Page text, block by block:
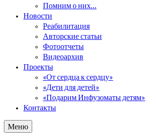
Помним о них…
Новости
Реабилитация
Авторские статьи
Фотоотчеты
Видеоархив
Проекты
«От сердца к сердцу»
«Дети для детей»
«Подарим Инфузоматы детям»
Контакты
Меню